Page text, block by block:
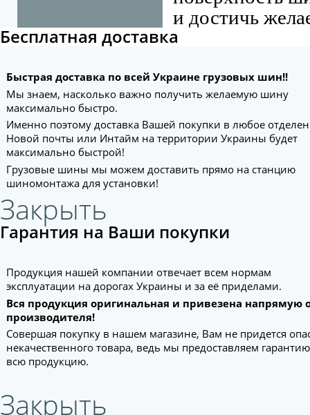
и достичь
Бесплатная доставка
Быстрая доставка по всей Украине грузовых шин!!
Мы знаем, насколько важно получить желаемую шину
максимально быстро.
Именно поэтому доставка Вашей покупки в любое
Новой почты или Интайм на территории Украины будет
максимально быстрой!
Грузовые шины мы можем доставить прямо на станцию
шиномонтажа для установки!
Закрыть
Гарантия на Ваши покупки
Продукция нашей компании отвечает всем нормам
эксплуатации на дорогах Украины и за её приделами.
Вся продукция оригинальная и привезена напрямую
производителя!
Совершая покупку в нашем магазине, Вам не придется
некачественного товара, ведь мы предоставляем
всю продукцию.
Закрыть